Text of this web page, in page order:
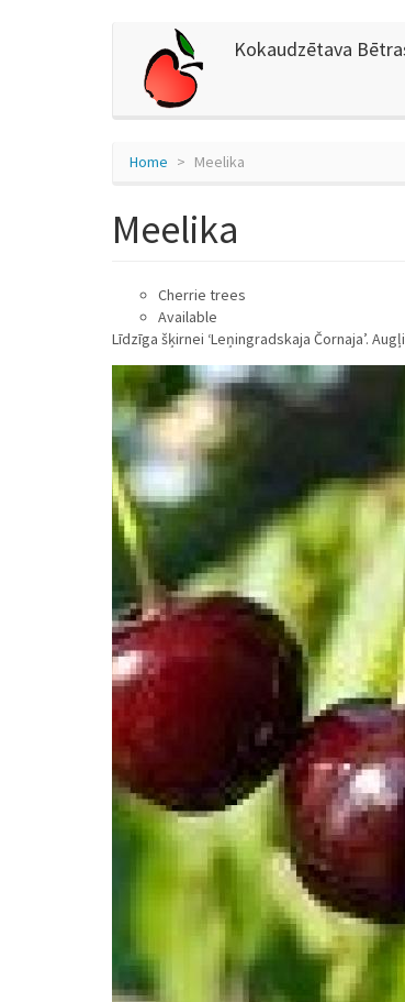
Kokaudzētava
Home Meelika
Meelika
Cherrie trees
Available
Līdzīga šķirnei ‘Leņingradskaja Čornaja’.